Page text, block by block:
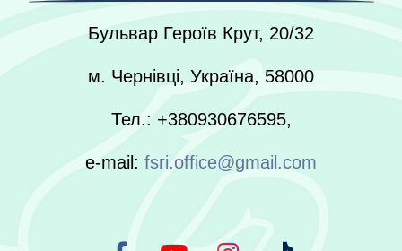
Бульвар Героїв Крут, 20/32
м. Чернівці, Україна, 58000
Тел.: +380930676595,
e-mail: fsri.office@gmail.com